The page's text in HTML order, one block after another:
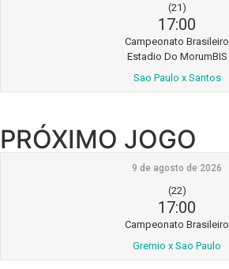
(21)
17:00
Campeonato Brasileiro
Estadio Do MorumBIS
Sao Paulo x Santos
PRÓXIMO JOGO
9 de agosto de 2026
(22)
17:00
Campeonato Brasileiro
Gremio x Sao Paulo